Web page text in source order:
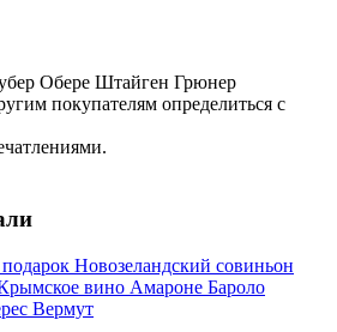
Обере Штайген Грюнер
покупателям определиться с
Новозеландский совиньон
вино Амароне Бароло
Вермут